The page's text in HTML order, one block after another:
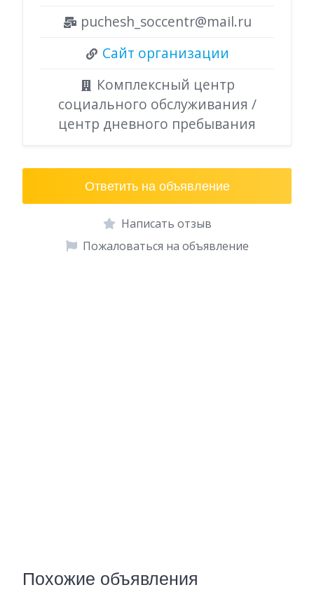
puchesh_soccentr@mail.ru
Сайт организации
Комплексный центр
социального обслуживания /
центр дневного пребывания
Ответить на объявление
Написать отзыв
Пожаловаться на объявление
Похожие объявления